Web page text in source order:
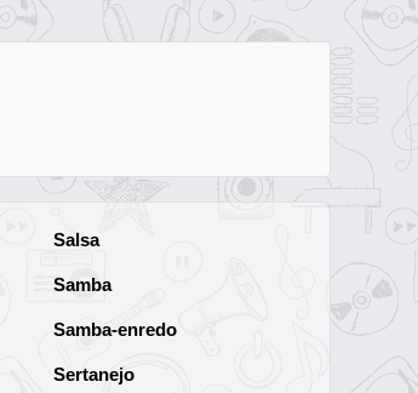
Salsa
Samba
Samba-enredo
Sertanejo